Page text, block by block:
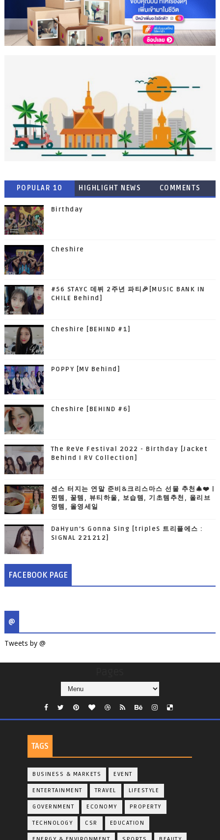
POPULAR 10 HIGHLIGHT NEWS COMMENTS
Birthday
Cheshire
#56 STAYC 데뷔 2주년 파티🎉[MUSIC BANK IN
CHILE Behind]
Cheshire [BEHIND #1]
POPPY [MV Behind]
Cheshire [BEHIND #6]
The ReVe Festival 2022 - Birthday [Jacket
Behind I RV Collection]
센스 터지는 연말 준비&크리스마스 선물 추천🎄❤️ |
찐템, 꿀템, 뷰티하울, 보습템, 기초템추천, 올리브
영템, 올영세일
DaHyun’s Gonna Sing [tripleS 트리플에스 :
SIGNAL 221212]
FACEBOOK PAGE
@
Tweets by @
TAGS
BUSINESS & MARKETS EVENT
ENTERTAINMENT TRAVEL LIFESTYLE
GOVERNMENT ECONOMY PROPERTY
TECHNOLOGY CSR EDUCATION